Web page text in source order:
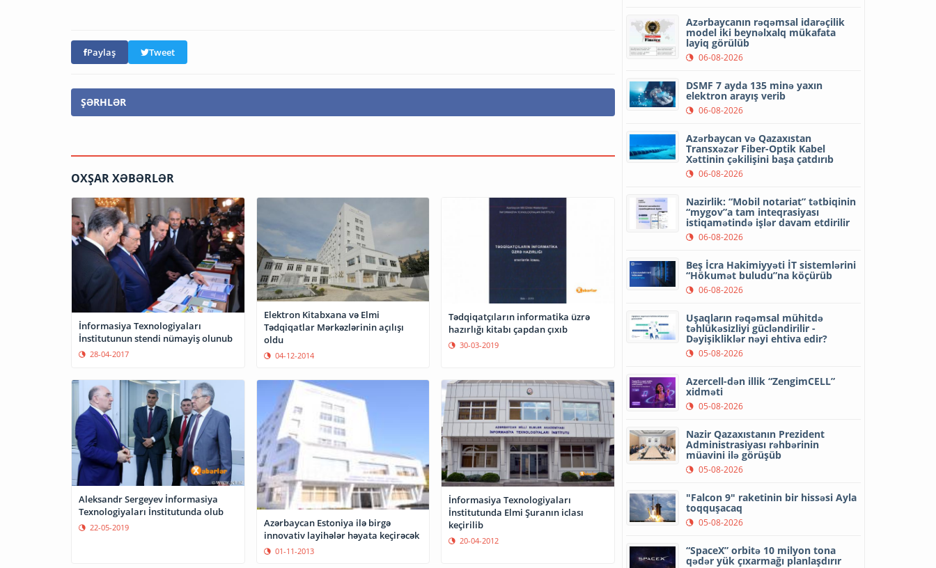
Paylaş Tweet
ŞƏRHLƏR
OXŞAR XƏBƏRLƏR
İnformasiya Texnologiyaları
İnstitutunun stendi nümayiş olunub
28-04-2017
Elektron Kitabxana və Elmi
Tədqiqatlar Mərkəzlərinin açılışı
oldu
04-12-2014
Tədqiqatçıların informatika üzrə
hazırlığı kitabı çapdan çıxıb
30-03-2019
Aleksandr Sergeyev İnformasiya
Texnologiyaları İnstitutunda olub
22-05-2019
Azərbaycan Estoniya ilə birgə
innovativ layihələr həyata keçirəcək
01-11-2013
İnformasiya Texnologiyaları
İnstitutunda Elmi Şuranın iclası
keçirilib
20-04-2012
Azərbaycanın rəqəmsal idarəçilik
model iki beynəlxalq mükafata
layiq görülüb
06-08-2026
DSMF 7 ayda 135 minə yaxın
elektron arayış verib
06-08-2026
Azərbaycan və Qazaxıstan
Transxəzər Fiber-Optik Kabel
Xəttinin çəkilişini başa çatdırıb
06-08-2026
Nazirlik: “Mobil notariat” tətbiqinin
“mygov”a tam inteqrasiyası
istiqamətində işlər davam etdirilir
06-08-2026
Beş İcra Hakimiyyəti İT sistemlərini
“Hökumət buludu”na köçürüb
06-08-2026
Uşaqların rəqəmsal mühitdə
təhlükəsizliyi gücləndirilir -
Dəyişikliklər nəyi ehtiva edir?
05-08-2026
Azercell-dən illik “ZengimCELL”
xidməti
05-08-2026
Nazir Qazaxıstanın Prezident
Administrasiyası rəhbərinin
müavini ilə görüşüb
05-08-2026
"Falcon 9" raketinin bir hissəsi Ayla
toqquşacaq
05-08-2026
“SpaceX” orbitə 10 milyon tona
qədər yük çıxarmağı planlaşdırır